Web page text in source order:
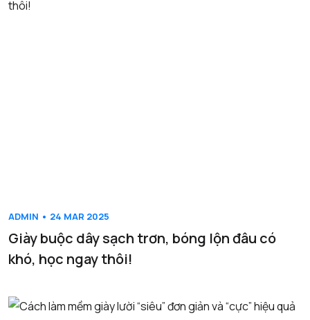
ADMIN • 24 MAR 2025
Giày buộc dây sạch trơn, bóng lộn đâu có
khó, học ngay thôi!